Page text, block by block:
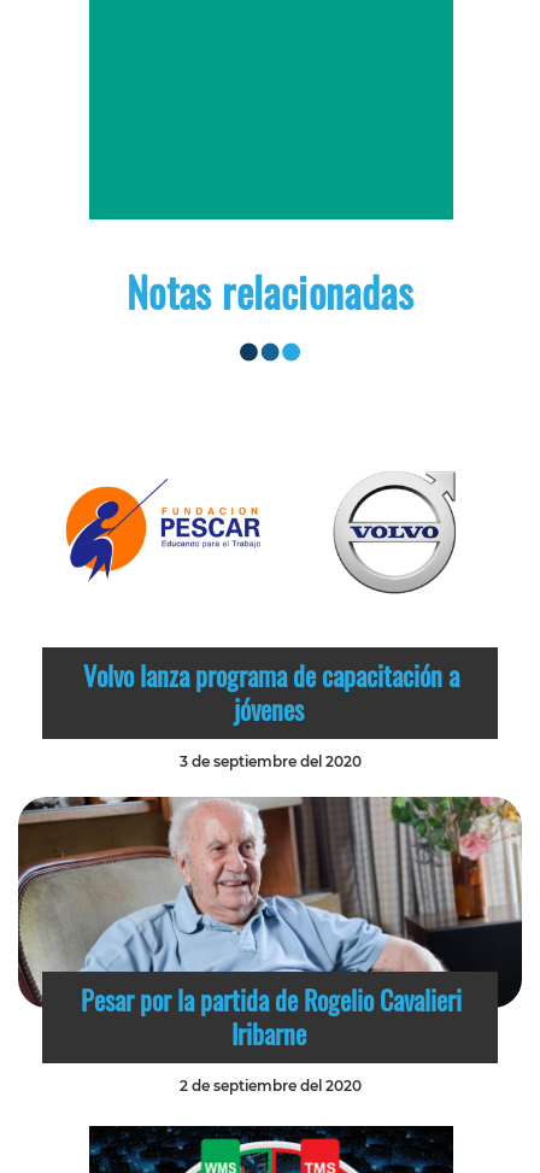
Notas relacionadas
Volvo lanza programa de capacitación a
jóvenes
3 de septiembre del 2020
Pesar por la partida de Rogelio Cavalieri
Iribarne
2 de septiembre del 2020